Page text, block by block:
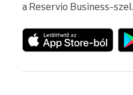
a Reservio Business-szel.